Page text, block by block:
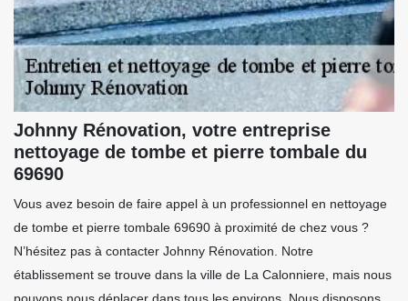
Johnny Rénovation, votre entreprise
nettoyage de tombe et pierre tombale du
69690
Vous avez besoin de faire appel à un professionnel en nettoyage
de tombe et pierre tombale 69690 à proximité de chez vous ?
N’hésitez pas à contacter Johnny Rénovation. Notre
établissement se trouve dans la ville de La Calonniere, mais nous
pouvons nous déplacer dans tous les environs. Nous disposons